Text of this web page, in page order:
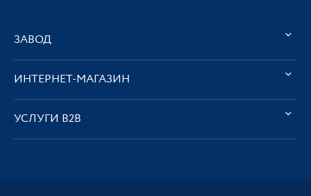
ЗАВОД
ИНТЕРНЕТ-МАГАЗИН
УСЛУГИ В2В